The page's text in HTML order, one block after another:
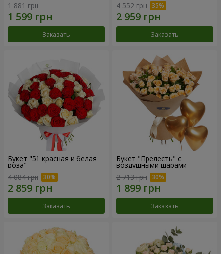
1 881 грн
Заказать
4 552 грн
Заказать
Букет "51 красная и белая
роза"
4 084 грн
Заказать
Букет "Прелесть" с
воздушными шарами
2 713 грн
Заказать